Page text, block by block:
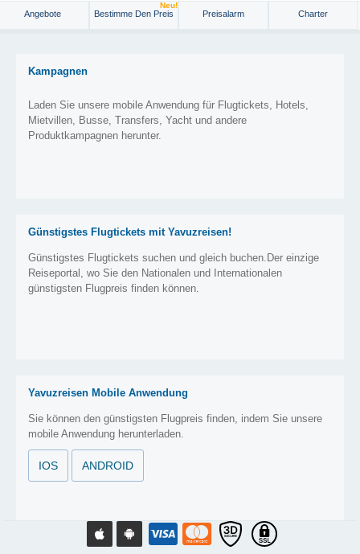
Angebote Bestimme Den Preis
Neu!
Preisalarm Charter
Kampagnen
Laden Sie unsere mobile Anwendung für Flugtickets, Hotels,
Mietvillen, Busse, Transfers, Yacht und andere
Produktkampagnen herunter.
Günstigstes Flugtickets mit Yavuzreisen!
Günstigstes Flugtickets suchen und gleich buchen.Der einzige
Reiseportal, wo Sie den Nationalen und Internationalen
günstigsten Flugpreis finden können.
Yavuzreisen Mobile Anwendung
Sie können den günstigsten Flugpreis finden, indem Sie unsere
mobile Anwendung herunterladen.
IOS ANDROID